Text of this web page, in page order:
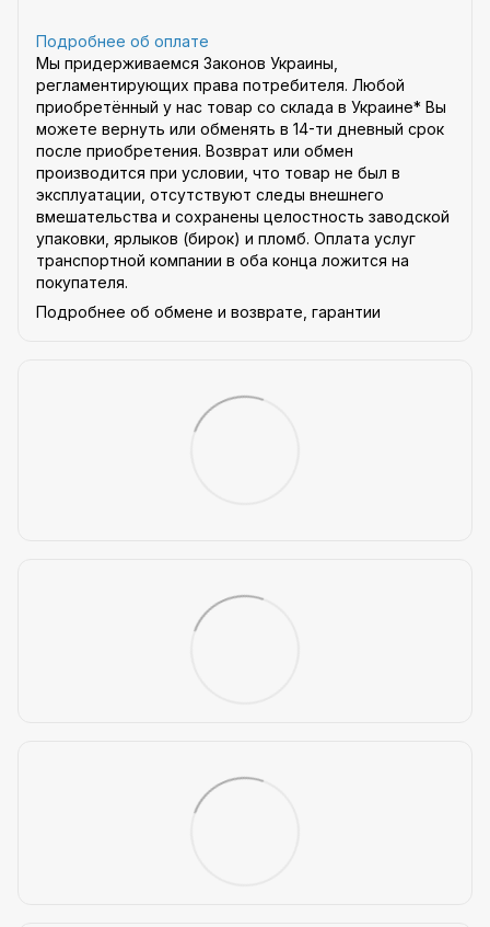
Подробнее об оплате
Мы придерживаемся Законов Украины,
регламентирующих права потребителя. Любой
приобретённый у нас товар со склада в Украине* Вы
можете вернуть или обменять в 14-ти дневный срок
после приобретения. Возврат или обмен
производится при условии, что товар не был в
эксплуатации, отсутствуют следы внешнего
вмешательства и сохранены целостность заводской
упаковки, ярлыков (бирок) и пломб. Оплата услуг
транспортной компании в оба конца ложится на
покупателя.
Подробнее об обмене и возврате, гарантии